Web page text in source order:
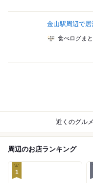
金山駅周辺で
食べログま
近くのグル
周辺のお店ランキング
1